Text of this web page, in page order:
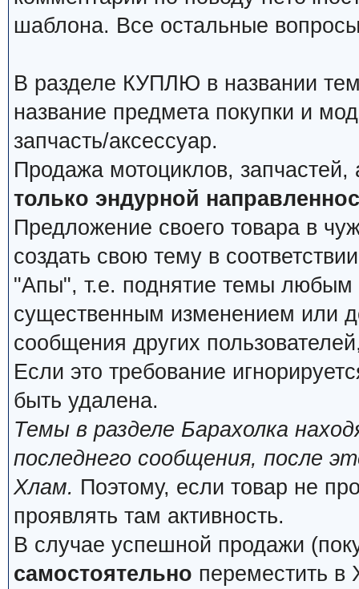
шаблона. Все остальные
В разделе КУПЛЮ в названии
название предмета покупки и
запчасть/аксессуар.
Продажа мотоциклов, запчастей,
только эндурной
Предложение своего товара в
создать свою тему в
"Апы", т.е. поднятие темы любым
существенным изменением или
сообщения других
Если это требование
быть удалена.
Темы в разделе Барахолка
последнего сообщения, после
Хлам. Поэтому, если товар не
проявлять там активность.
В случае успешной продажи
самостоятельно переместить в